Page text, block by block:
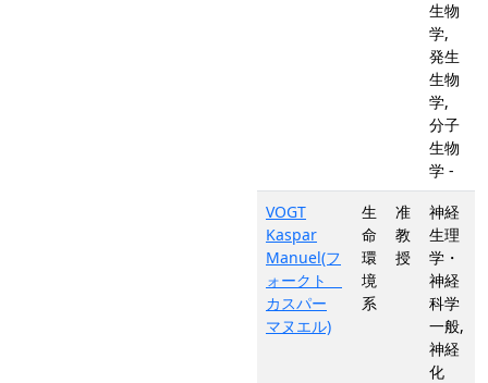
生物
学,
発生
生物
学,
分子
生物
学 -
VOGT
Kaspar
Manuel(フ
ォークト
カスパー
マヌエル)
生
命
環
境
系
准
教
授
神経
生理
学・
神経
科学
一般,
神経
化